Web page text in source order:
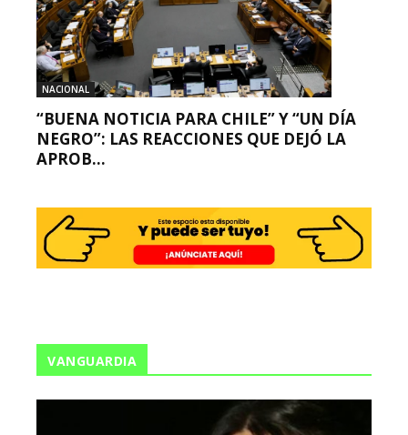
NACIONAL
“BUENA NOTICIA PARA CHILE” Y “UN DÍA
NEGRO”: LAS REACCIONES QUE DEJÓ LA
APROB...
VANGUARDIA